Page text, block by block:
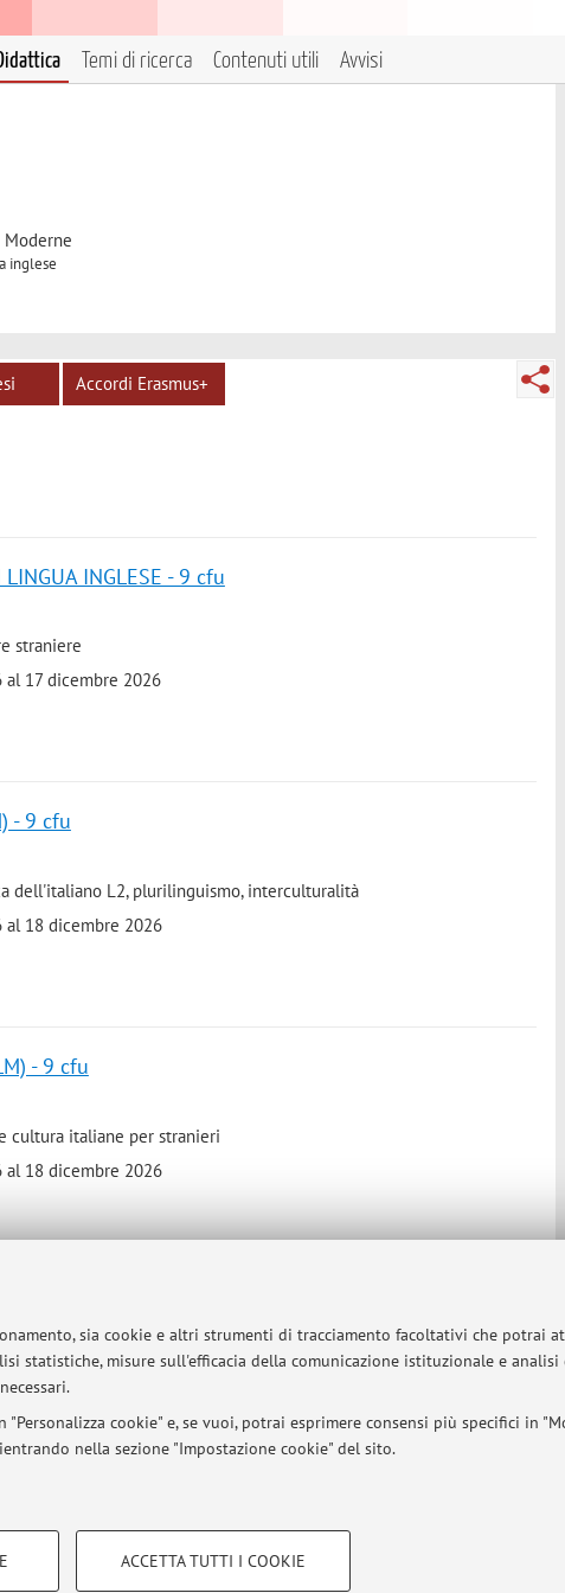
sia cookie e altri strumenti di tracciamento facoltativi che potrai
statistiche, misure sull'efficacia della comunicazione istituzionale e
cookie" e, se vuoi, potrai esprimere consensi più specifici in
nella sezione "Impostazione cookie" del sito.
COOKIE TECNICI - NECESSARI
ACCETTA TUTTI I COOKIE
Temi di ricerca Contenuti utili Avvisi
inglese
Accordi Erasmus+
INGLESE - 9 cfu
straniere
17 dicembre 2026
- 9 cfu
dell'italiano L2, plurilinguismo, interculturalità
18 dicembre 2026
- 9 cfu
cultura italiane per stranieri
18 dicembre 2026
- 9 cfu
moderne, comparate e postcoloniali
18 dicembre 2026
- Via Zamboni, 33 - 40126 Bologna - Partita IVA: 01131710376